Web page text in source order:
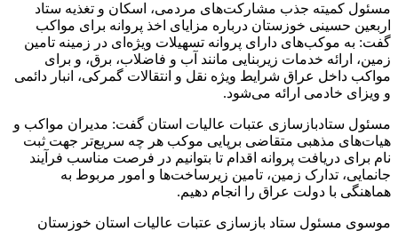
مسئول کمیته جذب مشارکت‌های مردمی، اسکان و تغذیه ستاد
اربعین حسینی خوزستان درباره مزایای اخذ پروانه برای مواکب
گفت: به موکب‌های دارای پروانه تسهیلات ویژه‌ای در زمینه تامین
زمین، ارائه خدمات زیربنایی مانند آب و فاضلاب، برق، و برای
مواکب داخل عراق شرایط ویژه نقل و انتقالات گمرکی، انبار دائمی
و ویزای خادمی ارائه می‌شود.
مسئول ستادبازسازی عتبات عالیات استان گفت: مدیران مواکب و
هیات‌های مذهبی متقاضی برپایی موکب هر چه سریع‌تر جهت ثبت
نام برای دریافت پروانه اقدام تا بتوانیم در فرصت مناسب فرآیند
جانمایی، تدارک زمین، تامین زیرساخت‌ها و امور مربوط به
هماهنگی با دولت عراق را انجام دهیم.
موسوی مسئول ستاد بازسازی عتبات عالیات استان خوزستان